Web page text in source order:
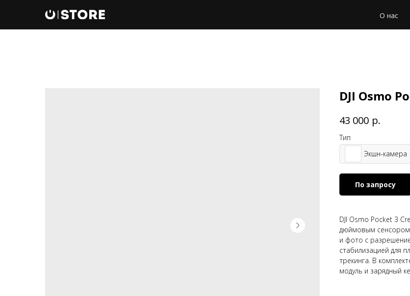
О нас
DJI Osmo
43 000 р.
Тип
Экшн-камера
По запросу
DJI Osmo Pocket 3
дюймовым
и фото с
стабилизацией для
трекинга. В
модуль и зарядный